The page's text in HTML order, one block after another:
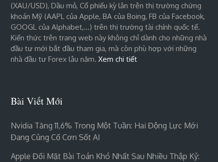
(XAU/USD), Dầu mỏ, Cổ phiếu kỳ lân trên thị trường chứng
khoán Mỹ (AAPL của Apple, BA của Boing, FB của Facebook,
GOOGL của Alphabet,…) trên thị trường tài chính quốc tế.
Kiến thức trên trang web này không chỉ dành cho những nhà
đầu tư mới bắt đầu tham gia, mà còn phù hợp với những
nhà đầu tư Forex lâu năm.Xem chi tiết
Bài Viết Mới
Nvidia Tăng 11,6% Trong Một Tuần: Hai Động Lực Mới
Đang Củng Cố Cơn Sốt AI
Apple Đối Mặt Bài Toán Khó Nhất Sau Nhiều Thập Kỷ: